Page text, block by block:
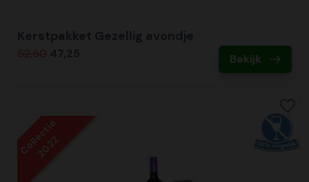
52,50 Bekijk
Collectie
2022